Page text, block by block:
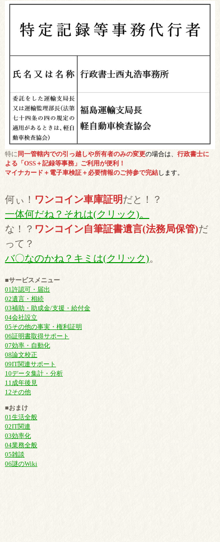
特に 同一管轄内での引っ越しや所有者のみの変更の場合は、 行政書士に
よる「OSS＋記録等事務」ご利用が便利！
マイナカード＋電子車検証＋必要情報のご持参で完結します。
何ぃ！ ワンコイン車庫証明だと！？
一体何だね？それは(クリック)。
な！？ ワンコイン自筆証書遺言(法務局保管)だ
って？
バ〇なのかね？キミは(クリック)。
■サービスメニュー
01許認可・届出
02遺言・相続
03補助・助成金/支援・給付金
04会社設立
05その他の事実・権利証明
06証明書取得サポート
07効率・自動化
08論文校正
09IT関連サポート
10データ集計・分析
11成年後見
12その他
■おまけ
01生活全般
02IT関連
03効率化
04業務全般
05雑談
06謎のWiki